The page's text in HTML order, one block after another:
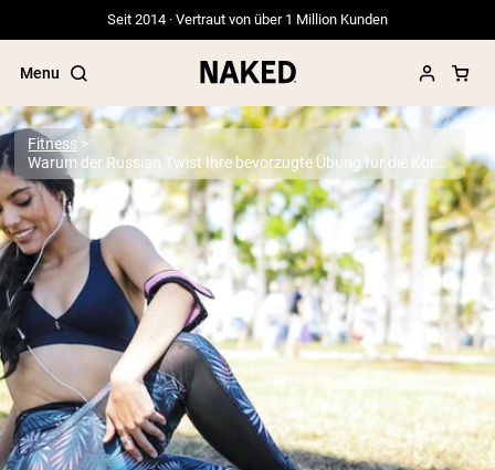
Seit 2014 · Vertraut von über 1 Million Kunden
Menu
Beliebte Suchbegriffe
”Protein Powder“
”Overnight Oats“
”Vegan protein“
”Collagen“
”Micellar Casein“
Fitness
Warum der Russian Twist Ihre bevorzugte Übung für die Körpermitte sein sollte